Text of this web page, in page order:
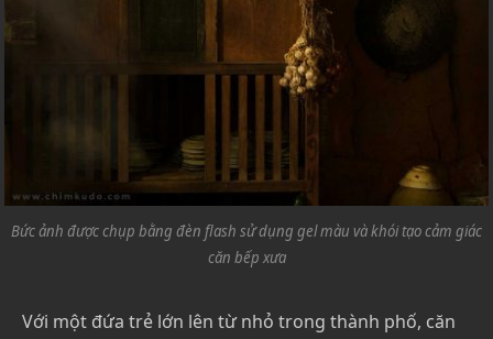
Bức ảnh được chụp bằng đèn flash sử dụng gel màu và khói tạo cảm giác
căn bếp xưa
Với một đứa trẻ lớn lên từ nhỏ trong thành phố, căn